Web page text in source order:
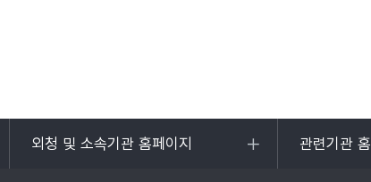
외청 및 소속기관 홈페이지
목록
관련기관
목록